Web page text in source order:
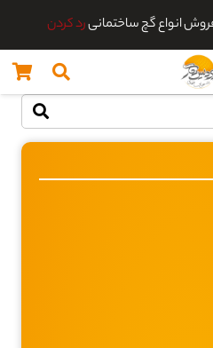
انواع گچ ساختمانیرد کردن